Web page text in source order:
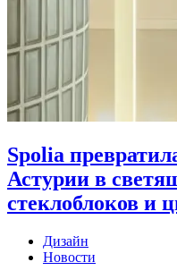
Spolia
Астурии в
стеклоблоков и
Дизайн
Новости